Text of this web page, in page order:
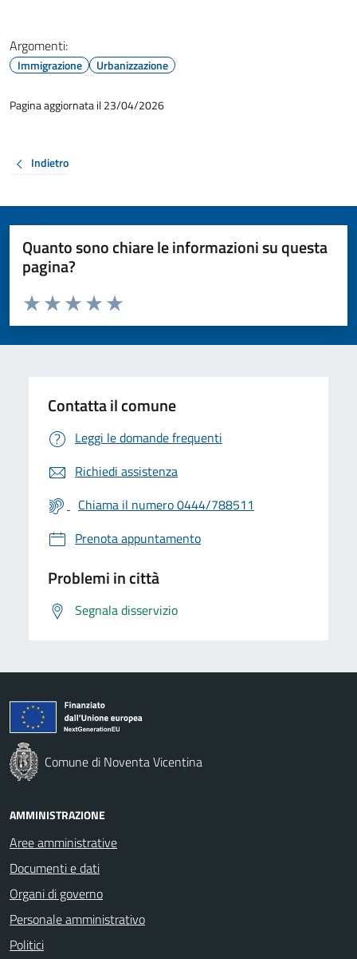
Argomenti:
Immigrazione Urbanizzazione
Pagina aggiornata il 23/04/2026
Indietro
Quanto sono chiare le informazioni su questa
pagina?
Valuta da 1 a 5 stelle la pagina
Valuta 5 stelle su 5
Valuta 4 stelle su 5
Valuta 3 stelle su 5
Valuta 2 stelle su 5
Valuta 1 stelle su 5
Contatta il comune
Leggi le domande frequenti
Richiedi assistenza
Chiama il numero 0444/788511
Prenota appuntamento
Problemi in città
Segnala disservizio
Comune di Noventa Vicentina
AMMINISTRAZIONE
Aree amministrative
Documenti e dati
Organi di governo
Personale amministrativo
Politici